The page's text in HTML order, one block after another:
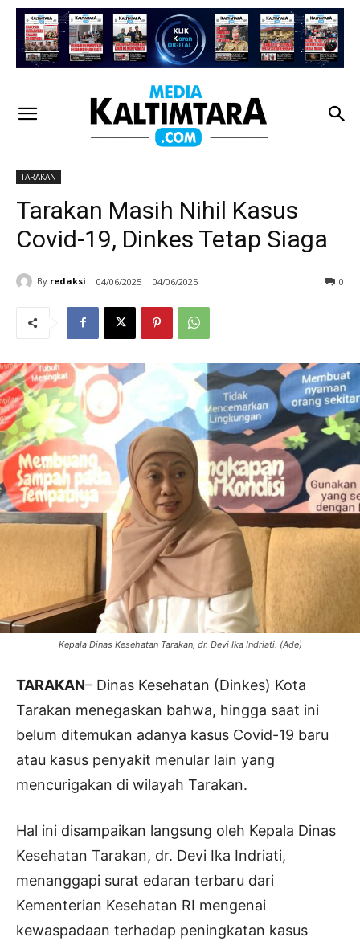
TARAKAN
Tarakan Masih Nihil Kasus
Covid-19, Dinkes Tetap Siaga
By redaksi 04/06/2025 04/06/2025 0
Kepala Dinas Kesehatan Tarakan, dr. Devi Ika Indriati. (Ade)
TARAKAN– Dinas Kesehatan (Dinkes) Kota
Tarakan menegaskan bahwa, hingga saat ini
belum ditemukan adanya kasus Covid-19 baru
atau kasus penyakit menular lain yang
mencurigakan di wilayah Tarakan.
Hal ini disampaikan langsung oleh Kepala Dinas
Kesehatan Tarakan, dr. Devi Ika Indriati,
menanggapi surat edaran terbaru dari
Kementerian Kesehatan RI mengenai
kewaspadaan terhadap peningkatan kasus